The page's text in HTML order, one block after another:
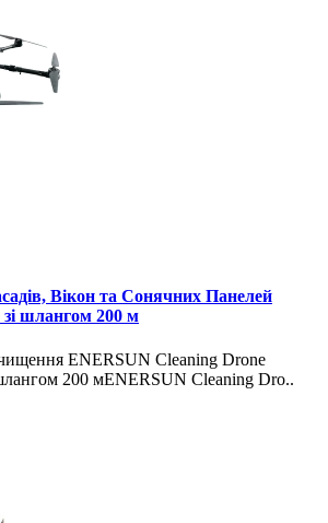
Вікон та Сонячних Панелей
шлангом 200 м
ENERSUN Cleaning Drone
200 мENERSUN Cleaning Dro..